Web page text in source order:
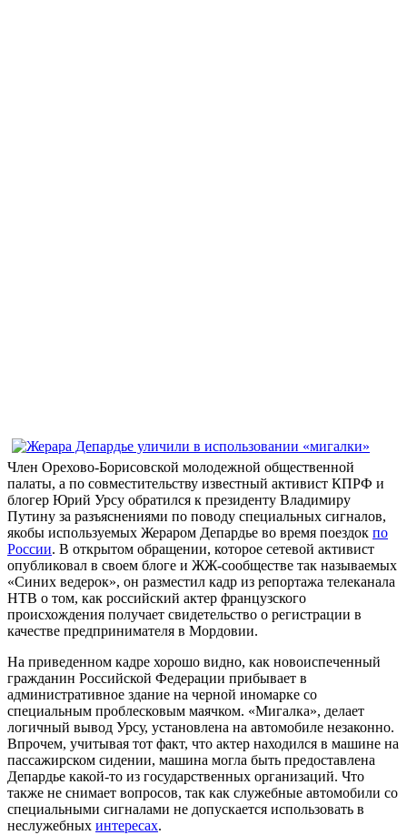
Член Орехово-Борисовской молодежной общественной
палаты, а по совместительству известный активист КПРФ и
блогер Юрий Урсу обратился к президенту Владимиру
Путину за разъяснениями по поводу специальных сигналов,
якобы используемых Жераром Депардье во время поездок по
России. В открытом обращении, которое сетевой активист
опубликовал в своем блоге и ЖЖ-сообществе так называемых
«Синих ведерок», он разместил кадр из репортажа телеканала
НТВ о том, как российский актер французского
происхождения получает свидетельство о регистрации в
качестве предпринимателя в Мордовии.
На приведенном кадре хорошо видно, как новоиспеченный
гражданин Российской Федерации прибывает в
административное здание на черной иномарке со
специальным проблесковым маячком. «Мигалка», делает
логичный вывод Урсу, установлена на автомобиле незаконно.
Впрочем, учитывая тот факт, что актер находился в машине на
пассажирском сидении, машина могла быть предоставлена
Депардье какой-то из государственных организаций. Что
также не снимает вопросов, так как служебные автомобили со
специальными сигналами не допускается использовать в
неслужебных интересах.